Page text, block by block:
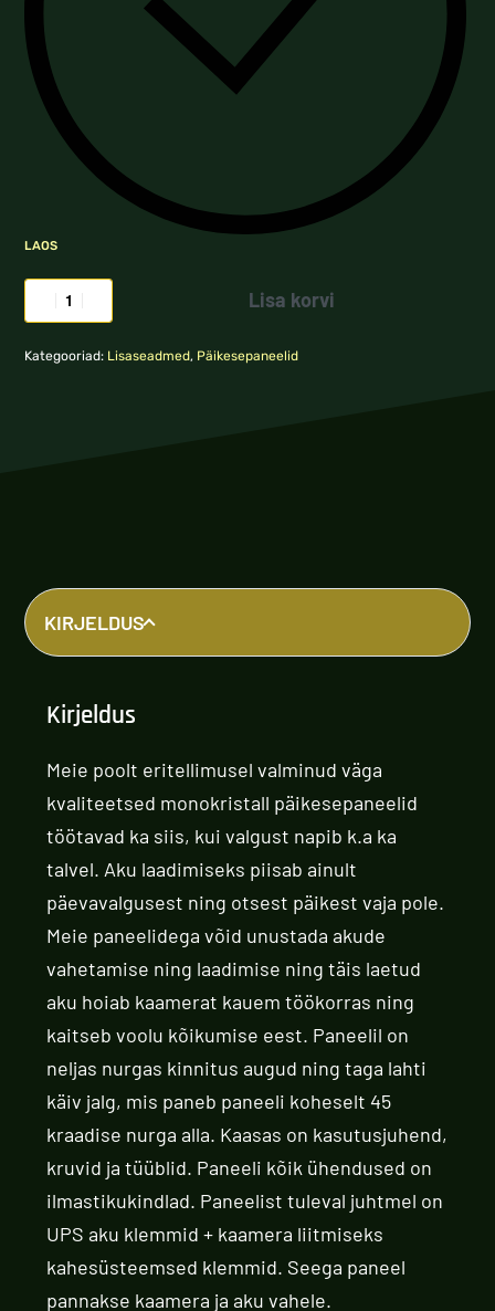
LAOS
Lisa korvi
Kategooriad: Lisaseadmed, Päikesepaneelid
KIRJELDUS
Kirjeldus
Meie poolt eritellimusel valminud väga
kvaliteetsed monokristall päikesepaneelid
töötavad ka siis, kui valgust napib k.a ka
talvel. Aku laadimiseks piisab ainult
päevavalgusest ning otsest päikest vaja pole.
Meie paneelidega võid unustada akude
vahetamise ning laadimise ning täis laetud
aku hoiab kaamerat kauem töökorras ning
kaitseb voolu kõikumise eest. Paneelil on
neljas nurgas kinnitus augud ning taga lahti
käiv jalg, mis paneb paneeli koheselt 45
kraadise nurga alla. Kaasas on kasutusjuhend,
kruvid ja tüüblid. Paneeli kõik ühendused on
ilmastikukindlad. Paneelist tuleval juhtmel on
UPS aku klemmid + kaamera liitmiseks
kahesüsteemsed klemmid. Seega paneel
pannakse kaamera ja aku vahele.